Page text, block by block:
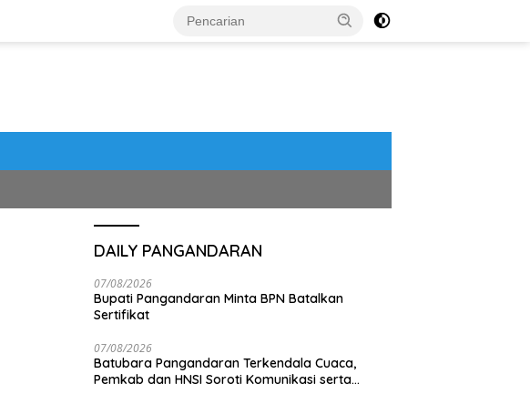
DAILY PANGANDARAN
07/08/2026
Bupati Pangandaran Minta BPN Batalkan
Sertifikat
07/08/2026
Batubara Pangandaran Terkendala Cuaca,
Pemkab dan HNSI Soroti Komunikasi serta